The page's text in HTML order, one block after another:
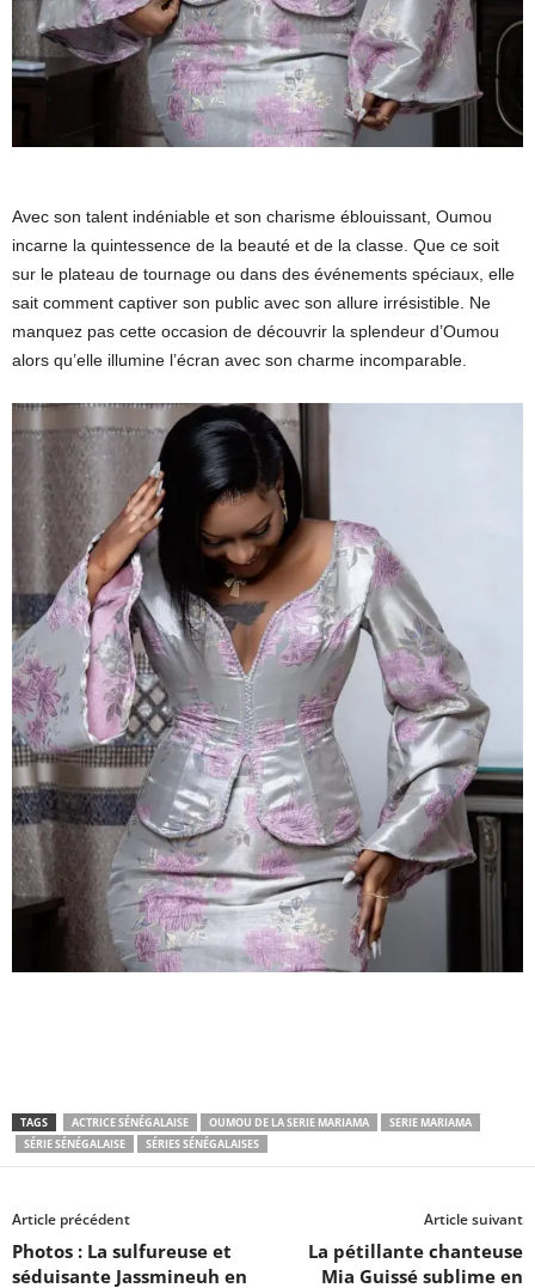
Avec son talent indéniable et son charisme éblouissant, Oumou
incarne la quintessence de la beauté et de la classe. Que ce soit
sur le plateau de tournage ou dans des événements spéciaux, elle
sait comment captiver son public avec son allure irrésistible. Ne
manquez pas cette occasion de découvrir la splendeur d’Oumou
alors qu’elle illumine l’écran avec son charme incomparable.
TAGS ACTRICE SÉNÉGALAISE OUMOU DE LA SERIE MARIAMA
SERIE MARIAMA
SÉRIE SÉNÉGALAISE
SÉRIES SÉNÉGALAISES
Article précédent
Photos : La sulfureuse et
séduisante Jassmineuh en
Article suivant
La pétillante chanteuse
Mia Guissé sublime en